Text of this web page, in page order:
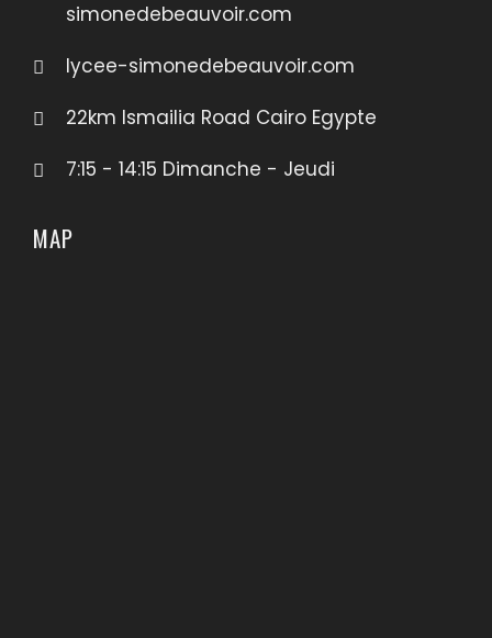
simonedebeauvoir.com
lycee-simonedebeauvoir.com
22km Ismailia Road Cairo Egypte
7:15 - 14:15 Dimanche - Jeudi
MAP